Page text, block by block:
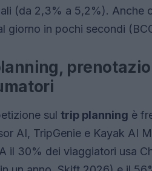
(da 2,3% a 5,2%). Anche
giorno in pochi secondi
sul trip planning è
AI, TripGenie e Kayak AI
il 30% dei viaggiatori usa